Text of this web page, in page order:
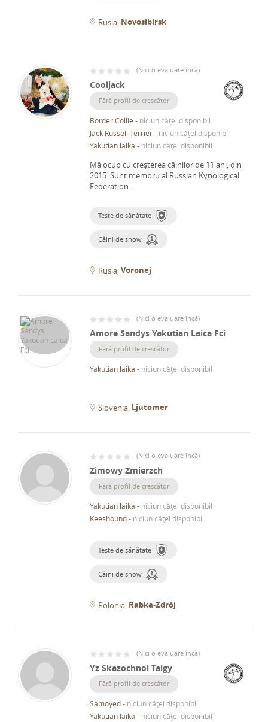
Rusia Novosibirsk
(Nici o evaluare încă)
Cooljack
Fără profil de crescător
Border Collie - niciun cățel disponibil
Jack Russell Terrier- niciun cățel disponibil
Yakutian laika - niciun cățel disponibil
Mă ocup cu creșterea câinilor de 11 ani, din
2015.Sunt membru al Russian Kynological
Federation.
Teste de sănătate
Câini de show
Rusia Voronej
(Nici o evaluare încă)
Amore Sandys Yakutian Laica Fci
Fără profil de crescător
Yakutian laika - niciun cățel disponibil
Slovenia Ljutomer
(Nici o evaluare încă)
Zimowy Zmierzch
Fără profil de crescător
Yakutian laika - niciun cățel disponibil
Keeshound- niciun cățel disponibil
Teste de sănătate
Câini de show
Polonia Rabka-Zdrój
(Nici o evaluare încă)
Yz Skazochnoi Taigy
Fără profil de crescător
Samoyed- niciun cățel disponibil
Yakutian laika - niciun cățel disponibil